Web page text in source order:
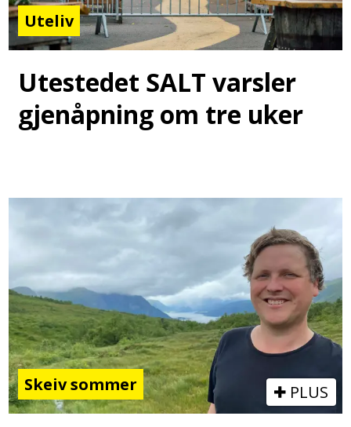
Uteliv
Utestedet SALT varsler
gjenåpning om tre uker
Skeiv sommer PLUS